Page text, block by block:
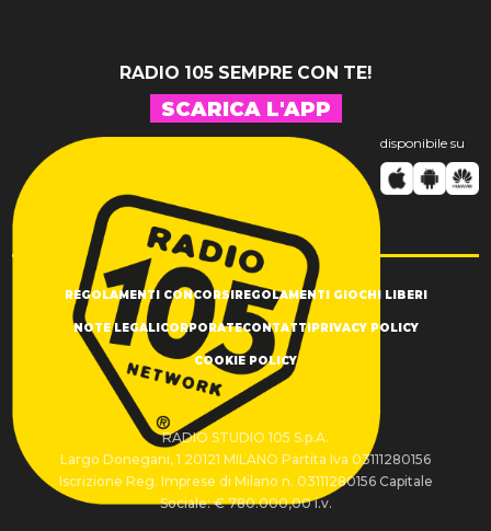
RADIO 105 SEMPRE CON TE!
SCARICA L'APP
disponibile su
REGOLAMENTI CONCORSI REGOLAMENTI GIOCHI LIBERI
NOTE LEGALI CORPORATECONTATTI PRIVACY POLICY
COOKIE POLICY
RADIO STUDIO 105 S.p.A.
Largo Donegani, 1 20121 MILANO Partita Iva 03111280156
Iscrizione Reg. Imprese di Milano n. 03111280156 Capitale
Sociale: € 780.000,00 i.v.